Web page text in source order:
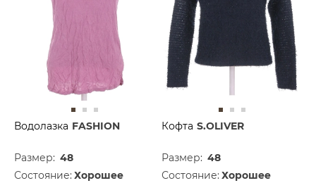
Водолазка FASHION
Размер: 48
Состояние: Хорошее
Кофта S.OLIVER
Размер: 48
Состояние: Хорошее